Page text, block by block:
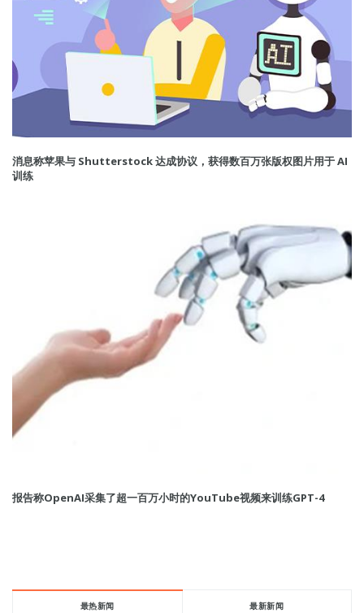
消息称苹果与 Shutterstock 达成协议，获得数百万张版权图片用于 AI
训练
报告称OpenAI采集了超一百万小时的YouTube视频来训练GPT-4
最热新闻 最新新闻